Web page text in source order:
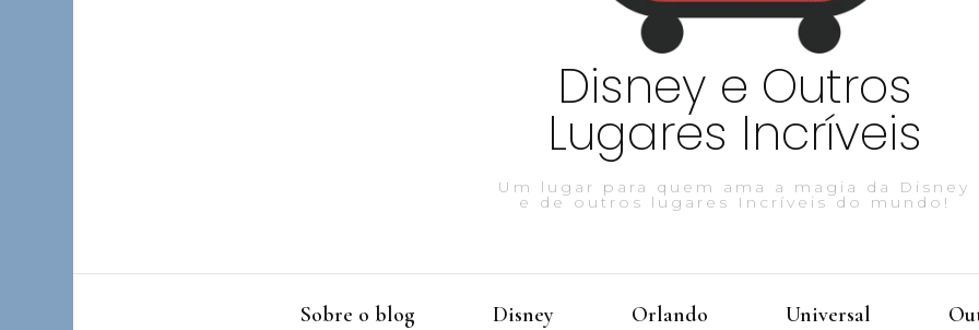
Disney e Outros
Lugares Incríveis
Um lugar para quem ama a magia da Disney
e de outros lugares Incríveis do mundo!
Sobre o blog Disney Orlando Universal